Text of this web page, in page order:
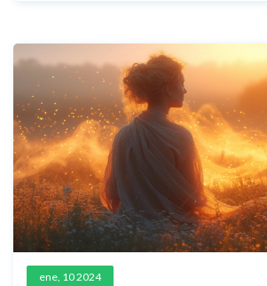
general, reducir el estrés y aumentar su
ofrece una introducción detallada a los
fundamentales de la bioenergética, junto
prácticas para aplicar estos conocimientos
ene, 10 2024